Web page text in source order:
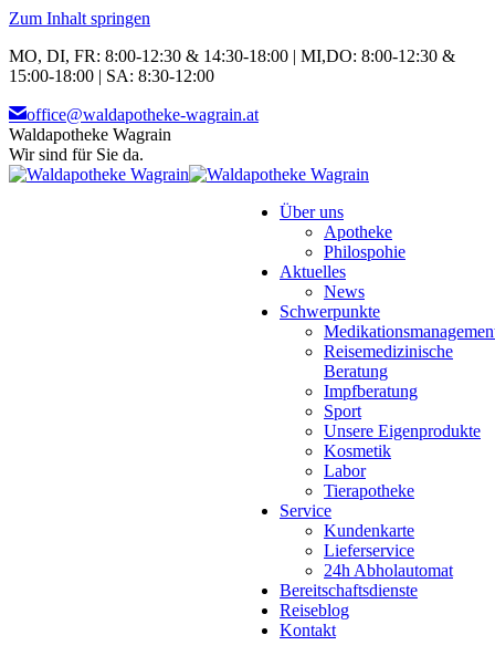
Zum Inhalt springen
MO, DI, FR: 8:00-12:30 & 14:30-18:00 | MI,DO: 8:00-12:30 &
15:00-18:00 | SA: 8:30-12:00
office@waldapotheke-wagrain.at
Waldapotheke Wagrain
Wir sind für Sie da.
Über uns
Apotheke
Philospohie
Aktuelles
News
Schwerpunkte
Reisemedizinische
Beratung
Impfberatung
Sport
Unsere Eigenprodukte
Kosmetik
Labor
Tierapotheke
Service
Kundenkarte
Lieferservice
24h Abholautomat
Bereitschaftsdienste
Reiseblog
Kontakt